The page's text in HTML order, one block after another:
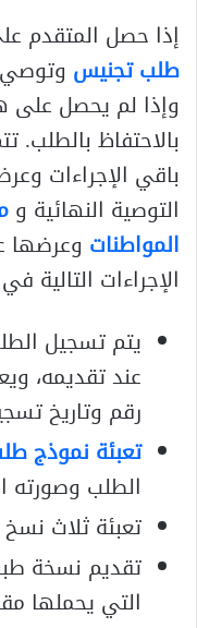
إذا حصل المتقدم على (23) نقطة
طلب تجنيس وتوصي
وإذا لم يحصل على
بالاحتفاظ بالطلب.
باقي الإجراءات
التوصية النهائية و
المواطنات وعرضها
الإجراءات
يتم تسجيل
عند تقديمه،
رقم وتاريخ
تعبئة نموذج
الطلب وصورته
تعبئة ثلاث
تقديم نسخة
التي يحملها